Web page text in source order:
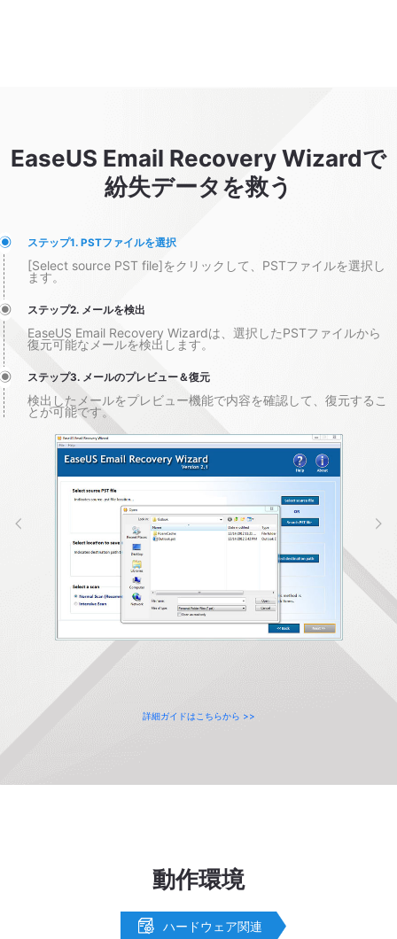
EaseUS Email Recovery Wizardで
紛失データを救う
ステップ1. PSTファイルを選択
[Select source PST file]をクリックして、PSTファイルを選択し
ます。
ステップ2. メールを検出
EaseUS Email Recovery Wizardは、選択したPSTファイルから
復元可能なメールを検出します。
ステップ3. メールのプレビュー＆復元
検出したメールをプレビュー機能で内容を確認して、復元するこ
とが可能です。
 
詳細ガイドはこちらから >>
動作環境

ハードウェア関連